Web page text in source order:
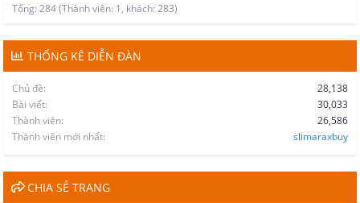
Tổng: 284 (Thành viên: 1, khách: 283)
THỐNG KÊ DIỄN ĐÀN
Chủ đề
28,138
Bài viết
30,033
Thành viên
26,586
Thành viên mới nhất
slimaraxbuy
CHIA SẺ TRANG